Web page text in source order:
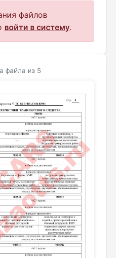
файлов
войти в систему.
файла из 5